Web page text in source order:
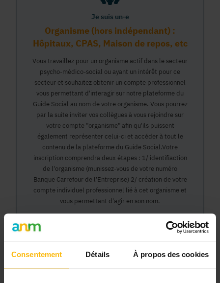
Consentement Détails À propos des cookies
Je suis un·e
Organisme (hors indépendant) :
Hôpitaux, CPAS, Maison de repos, etc
Vous travaillez pour un organisme actif dans le secteur
psycho-médico-social ou ayant un intérêt pour ce
secteur et souhaitez obtenir un compte professionnel
vous permettant d'interagir sur notre plateforme du
Guide Social au nom de votre organisme. Vous pourrez
par la suite inviter vos collègues à vous rejoindre sur
votre compte "organisme" afin qu'ils puissent
également représenter celui-ci et accéder à tout le
contenu de la plateforme du Guide Social.Votre
inscription comprendra deux étapes : 1/ identifiaction
de l'organisme (munissez-vous de votre numéro
Banque Carrefour de l'Entreprise) 2/ création de votre
compte individuel professionnel lié à cet organisme et
vous permettant d'agir en son nom.